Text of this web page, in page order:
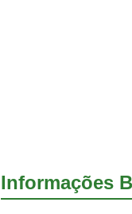
Informações